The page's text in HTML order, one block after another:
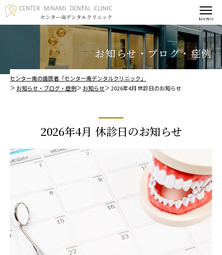
お知らせ・ブログ・症例
センター南の歯医者「センター南デンタルクリニック」
お知らせ・ブログ・症例
お知らせ 2026年4月 休診日のお知らせ
2026年4月 休診日のお知らせ